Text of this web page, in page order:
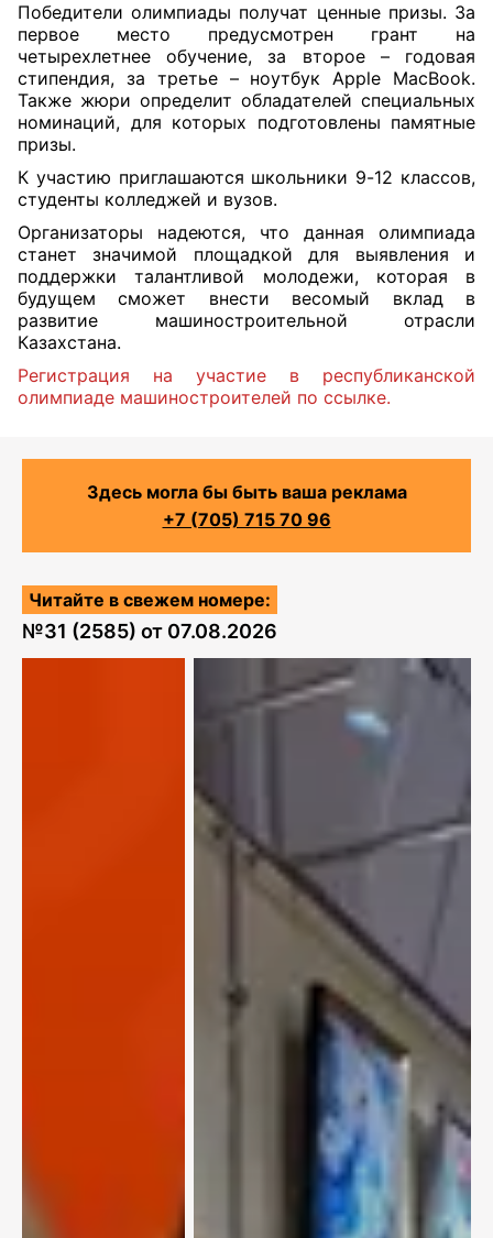
Победители олимпиады получат ценные призы. За
первое место предусмотрен грант на
четырехлетнее обучение, за второе – годовая
стипендия, за третье – ноутбук Apple MacBook.
Также жюри определит обладателей специальных
номинаций, для которых подготовлены памятные
призы.
К участию приглашаются школьники 9-12 классов,
студенты колледжей и вузов.
Организаторы надеются, что данная олимпиада
станет значимой площадкой для выявления и
поддержки талантливой молодежи, которая в
будущем сможет внести весомый вклад в
развитие машиностроительной отрасли
Казахстана.
Регистрация на участие в республиканской
олимпиаде машиностроителей по ссылке.
Здесь могла бы быть ваша реклама
+7 (705) 715 70 96
Читайте в свежем номере:
№31 (2585) от 07.08.2026